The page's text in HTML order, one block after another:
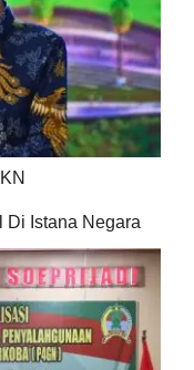
Di Istana Negara